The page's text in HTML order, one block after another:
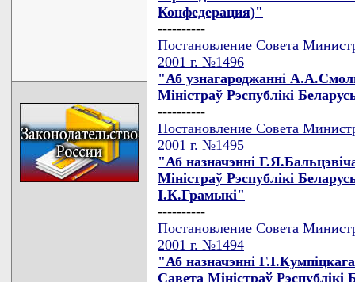
Конфедерация)"
----------
Постановление Совета
2001 г. №1496
"Аб узнагароджаннi
Мiнiстраў Рэспублiкi
----------
Постановление Совета
2001 г. №1495
"Аб назначэннi
Мiнiстраў Рэспублiкi
I.К.Грамыкi"
----------
Постановление Совета
2001 г. №1494
"Аб назначэннi
Савета Мiнiстраў Рэспублiкi